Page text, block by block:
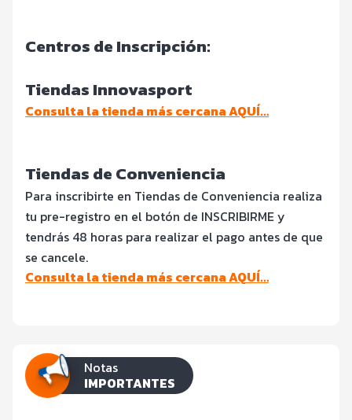
Centros de Inscripción:
Tiendas Innovasport
Consulta la tienda más cercana AQUÍ…
Tiendas de Conveniencia
Para inscribirte en Tiendas de Conveniencia realiza
tu pre-registro en el botón de INSCRIBIRME y
tendrás 48 horas para realizar el pago antes de que
se cancele.
Consulta la tienda más cercana AQUÍ…
Notas
IMPORTANTES